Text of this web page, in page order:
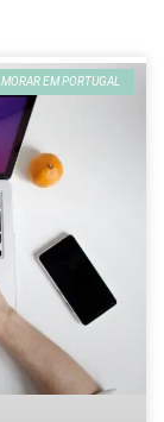
MORAR EM PORTUGAL